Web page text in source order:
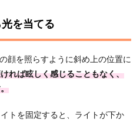
を当てる
顔を照らすように斜め上の位置に
れば眩しく感じることもなく、
トを固定すると、ライトが下か